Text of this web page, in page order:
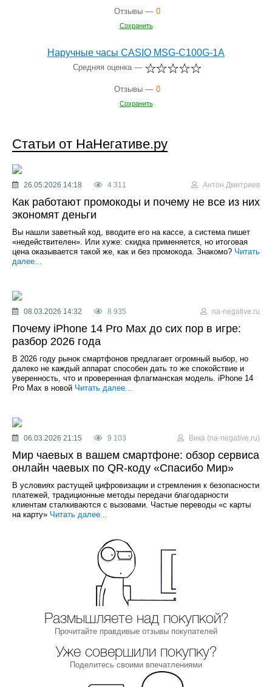
Отзывы — 0
Сохранить
Наручные часы CASIO MSG-C100G-1A
Средняя оценка —
Отзывы — 0
Сохранить
Статьи от НаНегативе.ру
26.05.2026 14:18 4 311 Антон Дмитриев
Как работают промокоды и почему не все из них
экономят деньги
Вы нашли заветный код, вводите его на кассе, а система пишет
«недействителен». Или хуже: скидка применяется, но итоговая
цена оказывается такой же, как и без промокода. Знакомо? Читать
далее...
08.03.2026 14:32 8 935 na-negative.ru
Почему iPhone 14 Pro Max до сих пор в игре:
разбор 2026 года
В 2026 году рынок смартфонов предлагает огромный выбор, но
далеко не каждый аппарат способен дать то же спокойствие и
уверенность, что и проверенная флагманская модель. iPhone 14
Pro Max в новой Читать далее...
06.03.2026 21:15 9 103 Вика (na-negative.ru)
Мир чаевых в вашем смартфоне: обзор сервиса
онлайн чаевых по QR-коду «Спасибо Мир»
В условиях растущей цифровизации и стремления к безопасности
платежей, традиционные методы передачи благодарности
клиентам сталкиваются с вызовами. Частые переводы «с карты
на карту» Читать далее...
Размышляете над покупкой?
Прочитайте правдивые отзывы покупателей
Уже совершили покупку?
Поделитесь своими впечатлениями